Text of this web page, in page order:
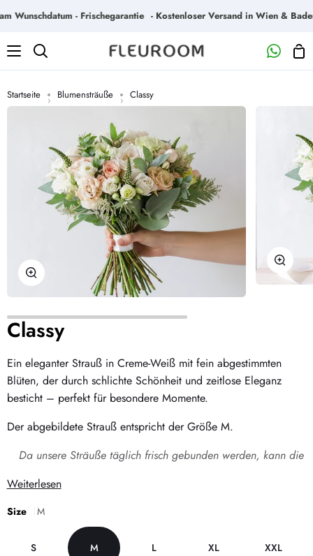
Inhalt
- Frischegarantie - Kostenloser Versand in Wien & Baden -
Suchen
Startseite › Blumensträuße › Classy
Zoomen
Classy
Ein eleganter Strauß in Creme-Weiß mit fein abgestimmten
Blüten, der durch schlichte Schönheit und zeitlose Eleganz
besticht – perfekt für besondere Momente.
Der abgebildete Strauß entspricht der Größe M.
Da unsere Sträuße täglich frisch gebunden werden, kann die
Weiterlesen
Size M
S M L XL XXL